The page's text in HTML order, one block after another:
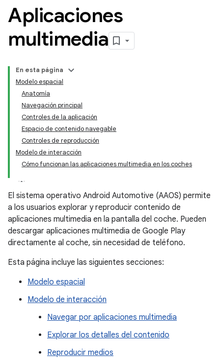
Aplicaciones
multimedia
En esta página
Modelo espacial
Anatomía
Navegación principal
Controles de la aplicación
Espacio de contenido navegable
Controles de reproducción
Modelo de interacción
Cómo funcionan las aplicaciones multimedia en los coches
El sistema operativo Android Automotive (AAOS) permite
a los usuarios explorar y reproducir contenido de
aplicaciones multimedia en la pantalla del coche. Pueden
descargar aplicaciones multimedia de Google Play
directamente al coche, sin necesidad de teléfono.
Esta página incluye las siguientes secciones:
Modelo espacial
Modelo de interacción
Navegar por aplicaciones multimedia
Explorar los detalles del contenido
Reproducir medios